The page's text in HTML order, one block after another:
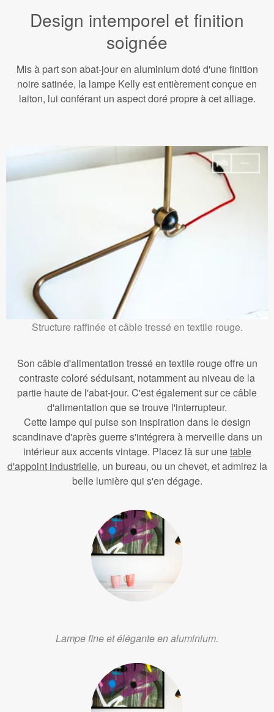
Design intemporel et finition
soignée
Mis à part son abat-jour en aluminium doté d'une finition
noire satinée, la lampe Kelly est entièrement conçue en
laiton, lui conférant un aspect doré propre à cet alliage.
Structure raffinée et câble tressé en textile rouge.
Son câble d'alimentation tressé en textile rouge offre un
contraste coloré séduisant, notamment au niveau de la
partie haute de l'abat-jour. C'est également sur ce câble
d'alimentation que se trouve l'interrupteur.
Cette lampe qui puise son inspiration dans le design
scandinave d'après guerre s'intégrera à merveille dans un
intérieur aux accents vintage. Placez là sur unetable
d'appoint industrielle, un bureau, ou un chevet, et admirez la
belle lumière qui s'en dégage.
Lampe fine et élégante en aluminium.